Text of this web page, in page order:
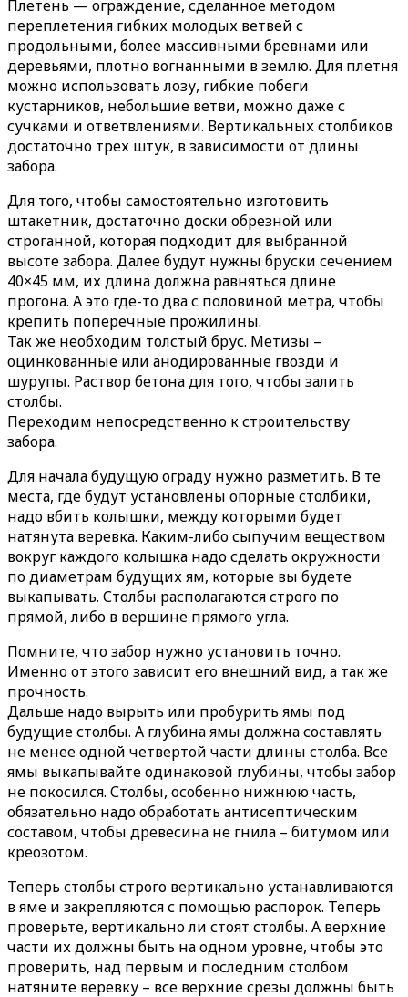
Плетень — ограждение, сделанное методом
переплетения гибких молодых ветвей с
продольными, более массивными бревнами или
деревьями, плотно вогнанными в землю. Для плетня
можно использовать лозу, гибкие побеги
кустарников, небольшие ветви, можно даже с
сучками и ответвлениями. Вертикальных столбиков
достаточно трех штук, в зависимости от длины
забора.
Для того, чтобы самостоятельно изготовить
штакетник, достаточно доски обрезной или
строганной, которая подходит для выбранной
высоте забора. Далее будут нужны бруски сечением
40×45 мм, их длина должна равняться длине
прогона. А это где-то два с половиной метра, чтобы
крепить поперечные прожилины.
Так же необходим толстый брус. Метизы –
оцинкованные или анодированные гвозди и
шурупы. Раствор бетона для того, чтобы залить
столбы.
Переходим непосредственно к строительству
забора.
Для начала будущую ограду нужно разметить. В те
места, где будут установлены опорные столбики,
надо вбить колышки, между которыми будет
натянута веревка. Каким-либо сыпучим веществом
вокруг каждого колышка надо сделать окружности
по диаметрам будущих ям, которые вы будете
выкапывать. Столбы располагаются строго по
прямой, либо в вершине прямого угла.
Помните, что забор нужно установить точно.
Именно от этого зависит его внешний вид, а так же
прочность.
Дальше надо вырыть или пробурить ямы под
будущие столбы. А глубина ямы должна составлять
не менее одной четвертой части длины столба. Все
ямы выкапывайте одинаковой глубины, чтобы забор
не покосился. Столбы, особенно нижнюю часть,
обязательно надо обработать антисептическим
составом, чтобы древесина не гнила – битумом или
креозотом.
Теперь столбы строго вертикально устанавливаются
в яме и закрепляются с помощью распорок. Теперь
проверьте, вертикально ли стоят столбы. А верхние
части их должны быть на одном уровне, чтобы это
проверить, над первым и последним столбом
натяните веревку – все верхние срезы должны быть